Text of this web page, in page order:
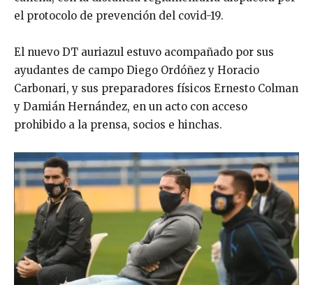
el protocolo de prevención del covid-19.
El nuevo DT auriazul estuvo acompañado por sus
ayudantes de campo Diego Ordóñez y Horacio
Carbonari, y sus preparadores físicos Ernesto Colman
y Damián Hernández, en un acto con acceso
prohibido a la prensa, socios e hinchas.